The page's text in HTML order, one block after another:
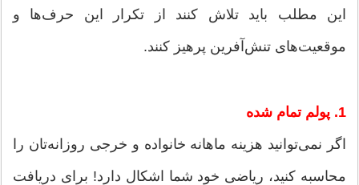
این مطلب باید تلاش کنند از تکرار این حرف‌ها و
موقعیت‌های تنش‌آفرین پرهیز کنند.
1. پولم تمام شده
اگر نمی‌توانید هزینه ماهانه خانواده و خرجی روزانه‌تان را
محاسبه کنید، ریاضی خود شما اشکال دارد! برای دریافت